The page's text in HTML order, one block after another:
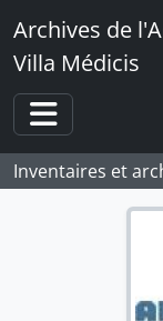
Skip to main content
Archives de
Villa Médicis
Toggle
Inventaires et